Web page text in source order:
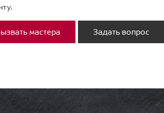
мастера Задать вопрос